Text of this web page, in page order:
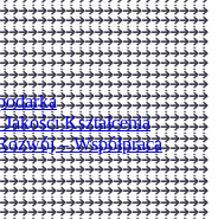
Kształcenia
– Współpraca